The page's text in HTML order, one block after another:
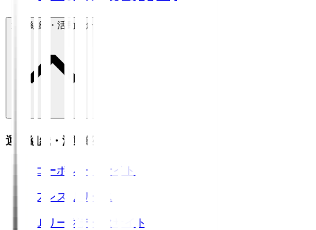
運営組織・活動紹介
運営組織・活動紹介
コーポレートサイト
プレスリリース
Ｊリーグデータサイト